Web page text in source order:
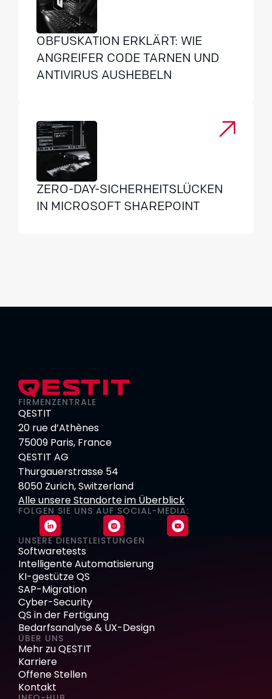
OBFUSKATION ERKLÄRT: WIE
ANGREIFER CODE TARNEN UND
ANTIVIRUS AUSHEBELN
ZERO-DAY-SICHERHEITSLÜCKEN
IN MICROSOFT SHAREPOINT
FIRMENZENTRALE
QESTIT
20 rue d’Athènes
75009 Paris, France
QESTIT AG
Thurgauerstrasse 54
8050 Zurich, Switzerland
Alle unsere Standorte im Überblick
FOLGEN SIE UNS AUF SOCIAL-MEDIA:
UNSERE DIENSTLEISTUNGEN
Softwaretests
Intelligente Automatisierung
KI-gestütze QS
SAP-Migration
Cyber-Security
QS in der Fertigung
Bedarfsanalyse & UX-Design
ÜBER UNS
Mehr zu QESTIT
Karriere
Offene Stellen
Kontakt